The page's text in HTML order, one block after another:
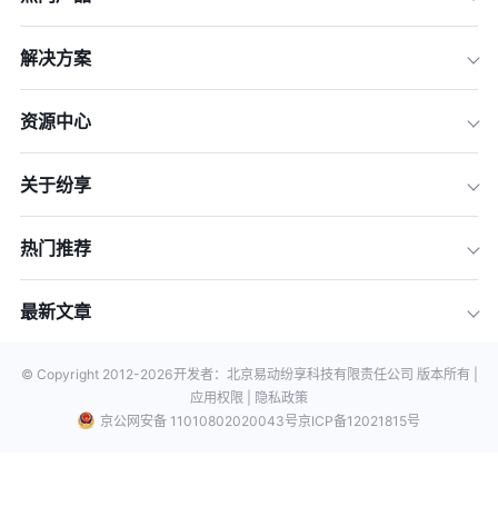
解决方案
资源中心
关于纷享
热门推荐
最新文章
© Copyright 2012-2026开发者：北京易动纷享科技有限责任公司 版本所有 |
应用权限 |
隐私政策
京公网安备 11010802020043号京ICP备12021815号